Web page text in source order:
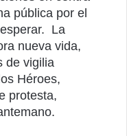
pública por el
La
nueva vida,
de vigilia
Héroes,
protesta,